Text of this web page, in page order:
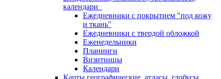
календари
Ежедневники с покрытием "под кожу
и ткань"
Ежедневники с твердой обложкой
Еженедельники
Планинги
Визитницы
Календари
Карты географические, атласы, глобусы